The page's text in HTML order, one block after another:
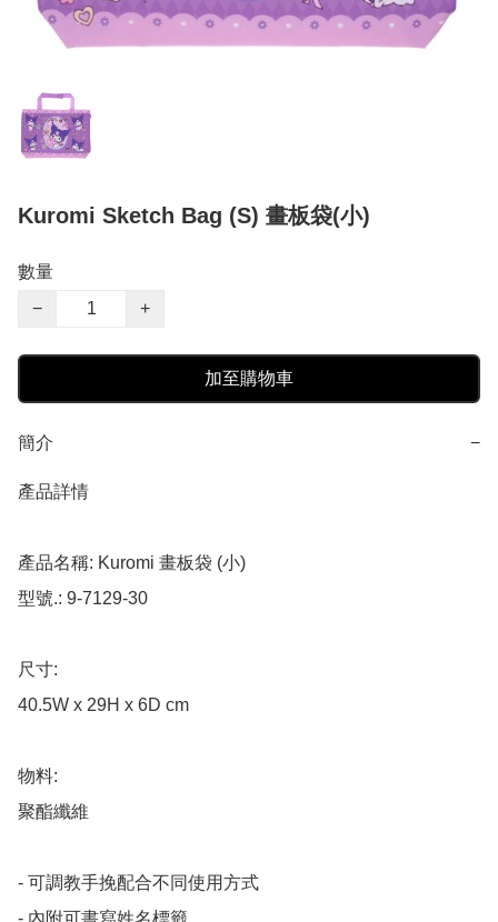
Kuromi Sketch Bag (S) 畫板袋(小)
數量
−
+
加至購物車
簡介 −
產品詳情
產品名稱: Kuromi 畫板袋 (小)
型號.: 9-7129-30
尺寸:
40.5W x 29H x 6D cm
物料:
聚酯纖維
- 可調教手挽配合不同使用方式